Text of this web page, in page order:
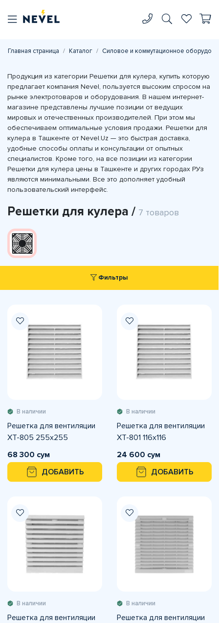
Главная страница Каталог Силовое и коммутационное
Продукция из категории Решетки для кулера, купить которую
предлагает компания Nevel, пользуется высоким спросом на
рынке электротоваров и оборудования. В нашем интернет-
магазине представлены лучшие позиции от ведущих
мировых и отечественных производителей. При этом мы
обеспечиваем оптимальные условия продажи. Решетки для
кулера в Ташкенте от Nevel.Uz — это быстрая доставка,
удобные способы оплаты и консультации от опытных
специалистов. Кроме того, на все позиции из категории
Решетки для кулера цены в Ташкенте и других городах РУз
являются минимальными. Все это дополняет удобный
пользовательский интерфейс.
Решетки для кулера / 7 товаров
Фильтры
В наличии
Решетка для вентиляции
XT-805 255x255
68 300 сум
ДОБАВИТЬ
В наличии
Решетка для вентиляции
XT-801 116x116
24 600 сум
ДОБАВИТЬ
В наличии
Решетка для вентиляции
В наличии
Решетка для вентиляции